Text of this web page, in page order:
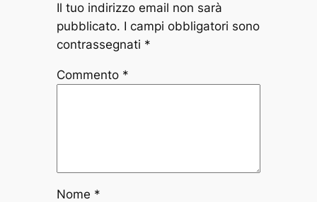
Il tuo indirizzo email non sarà
pubblicato. I campi obbligatori sono
contrassegnati *
Commento *
Nome *